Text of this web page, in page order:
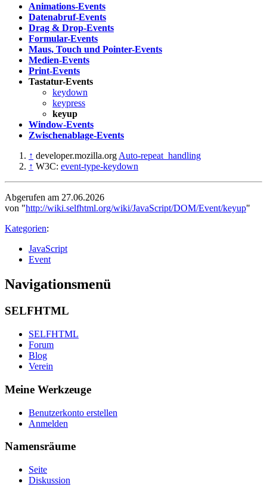
Animations-Events
Datenabruf-Events
Drag & Drop-Events
Formular-Events
Maus, Touch und Pointer-Events
Medien-Events
Print-Events
Tastatur-Events
keydown
keypress
keyup
Window-Events
Zwischenablage-Events
↑ developer.mozilla.org Auto-repeat_handling
↑ W3C: event-type-keydown
Abgerufen am 27.06.2026
von "http://wiki.selfhtml.org/wiki/JavaScript/DOM/Event/keyup"
Kategorien:
JavaScript
Event
Navigationsmenü
SELFHTML
SELFHTML
Forum
Blog
Verein
Meine Werkzeuge
Benutzerkonto erstellen
Anmelden
Namensräume
Seite
Diskussion